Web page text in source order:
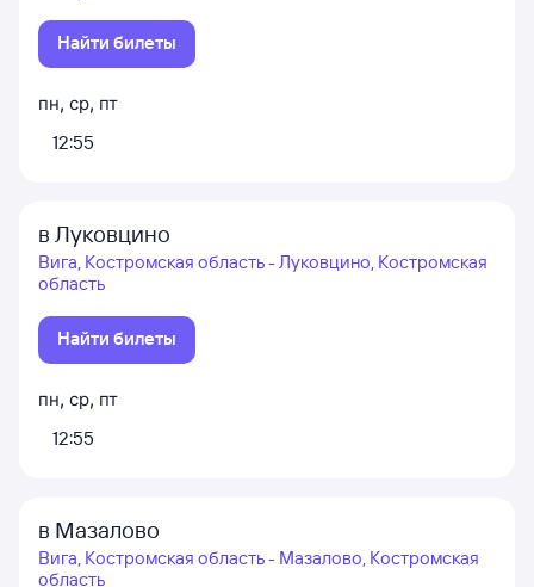
Найти билеты
пн, ср, пт
12:55
в Луковцино
Вига, Костромская область - Луковцино, Костромская
область
Найти билеты
пн, ср, пт
12:55
в Мазалово
Вига, Костромская область - Мазалово, Костромская
область